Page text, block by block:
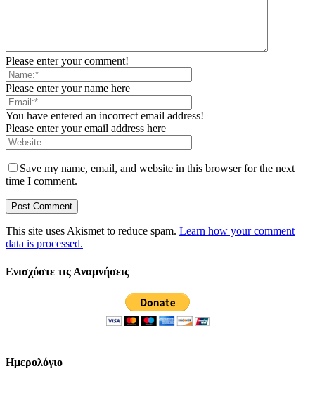
Please enter your comment!
Please enter your name here
You have entered an incorrect email address!
Please enter your email address here
Save my name, email, and website in this browser for the next
time I comment.
This site uses Akismet to reduce spam. Learn how your comment
data is processed.
Ενισχύστε τις Αναμνήσεις
Ημερολόγιο